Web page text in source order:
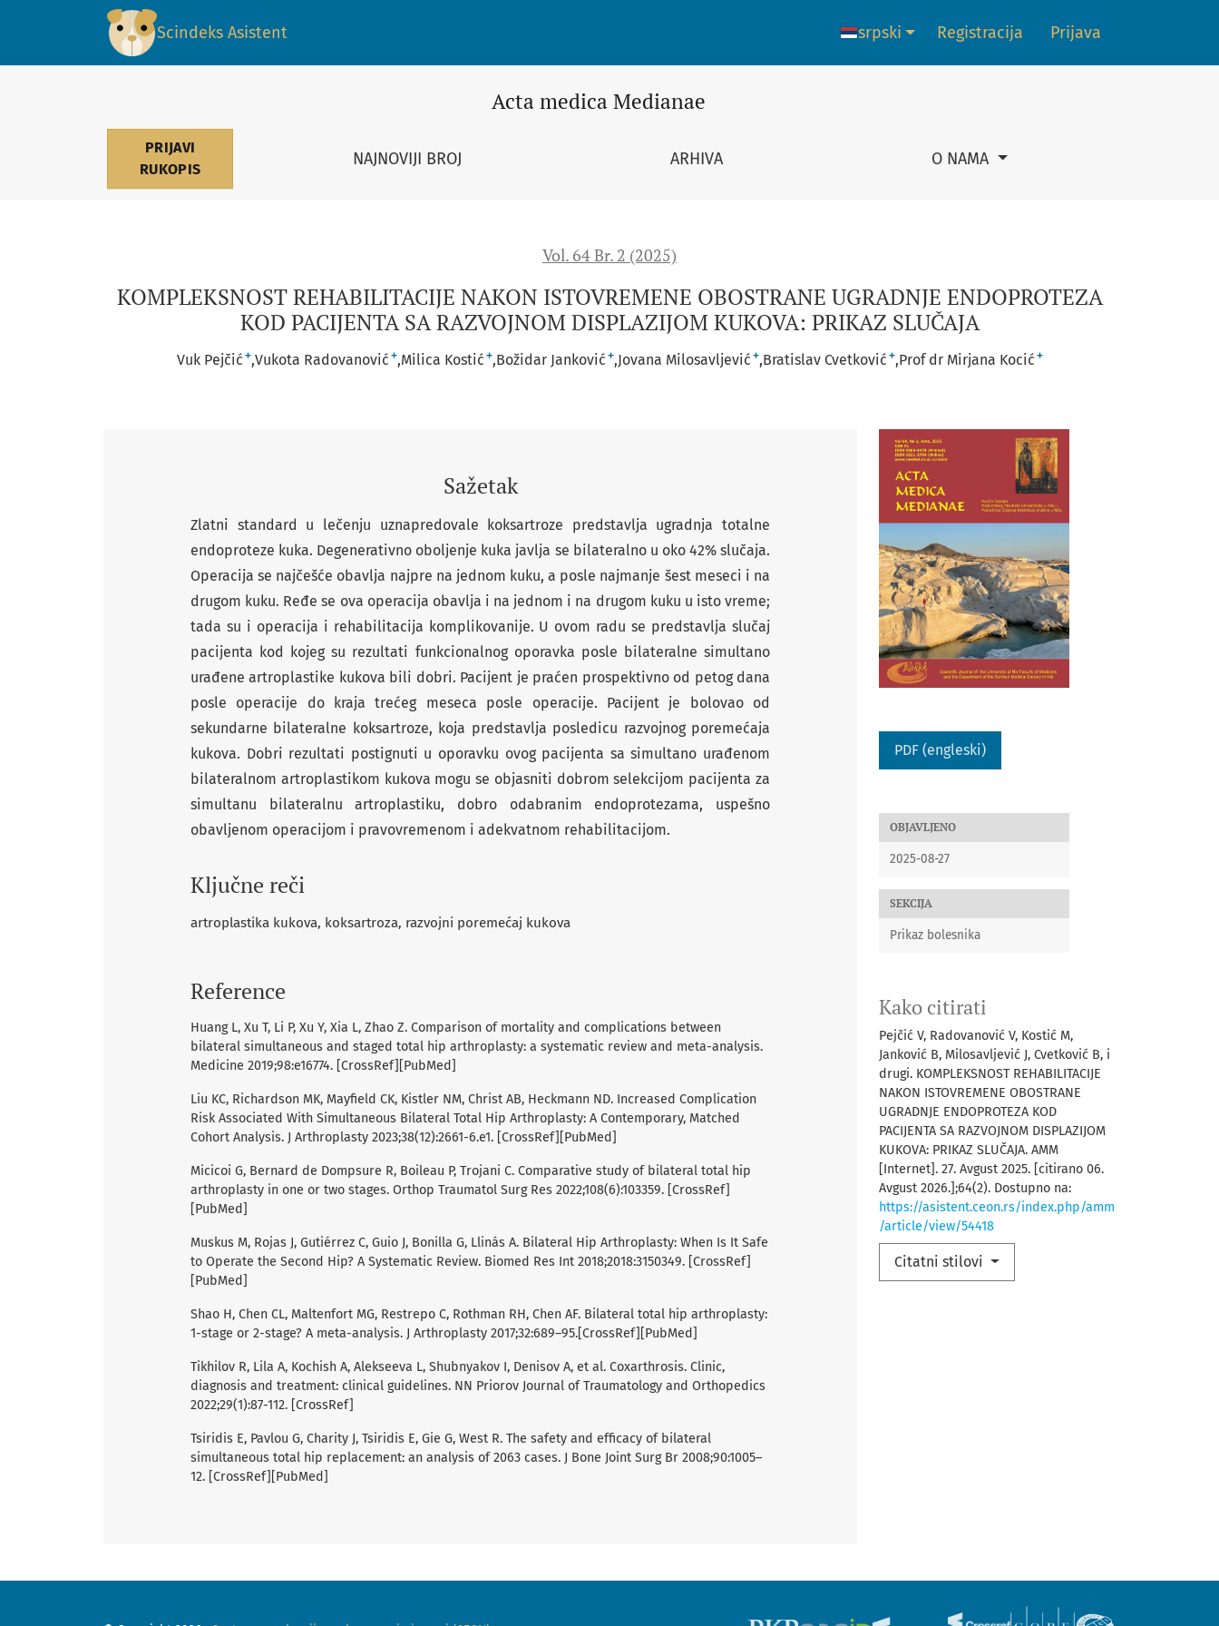
KOMPLEKSNOST REHABILITACIJE NAKON ISTOVREMENE OBOSTRANE UGRADNJE ENDOPROTEZA KOD PACIJENTA SA RAZVOJNOM DISPLAZIJOM KUKOVA: PRIKAZ SLUČAJA
Scindeks Asistent
Acta medica Medianae
PRIJAVI
RUKOPIS
NAJNOVIJI BROJ ARHIVA O NAMA
Promena jezika. Trenutni jezik je:
srpski Registracija Prijava
Vol. 64 Br. 2 (2025)
KOMPLEKSNOST REHABILITACIJE NAKON ISTOVREMENE OBOSTRANE UGRADNJE ENDOPROTEZA
KOD PACIJENTA SA RAZVOJNOM DISPLAZIJOM KUKOVA: PRIKAZ SLUČAJA
Vuk Pejčić + Vukota Radovanović + Milica Kostić + Božidar Janković + Jovana Milosavljević + Bratislav Cvetković + Prof dr Mirjana Kocić +
PDF (engleski)
OBJAVLJENO
2025-08-27
SEKCIJA
Prikaz bolesnika
Kako citirati
Pejčić V, Radovanović V, Kostić M,
Janković B, Milosavljević J, Cvetković B, i
drugi. KOMPLEKSNOST REHABILITACIJE
NAKON ISTOVREMENE OBOSTRANE
UGRADNJE ENDOPROTEZA KOD
PACIJENTA SA RAZVOJNOM DISPLAZIJOM
KUKOVA: PRIKAZ SLUČAJA. АММ
[Internet]. 27. Avgust 2025. [citirano 06.
Avgust 2026.];64(2). Dostupno na:
https://asistent.ceon.rs/index.php/amm
/article/view/54418
Citatni stilovi
Sažetak
Zlatni standard u lečenju uznapredovale koksartroze predstavlja ugradnja totalne
endoproteze kuka. Degenerativno oboljenje kuka javlja se bilateralno u oko 42% slučaja.
Operacija se najčešće obavlja najpre na jednom kuku, a posle najmanje šest meseci i na
drugom kuku. Ređe se ova operacija obavlja i na jednom i na drugom kuku u isto vreme;
tada su i operacija i rehabilitacija komplikovanije. U ovom radu se predstavlja slučaj
pacijenta kod kojeg su rezultati funkcionalnog oporavka posle bilateralne simultano
urađene artroplastike kukova bili dobri. Pacijent je praćen prospektivno od petog dana
posle operacije do kraja trećeg meseca posle operacije. Pacijent je bolovao od
sekundarne bilateralne koksartroze, koja predstavlja posledicu razvojnog poremećaja
kukova. Dobri rezultati postignuti u oporavku ovog pacijenta sa simultano urađenom
bilateralnom artroplastikom kukova mogu se objasniti dobrom selekcijom pacijenta za
simultanu bilateralnu artroplastiku, dobro odabranim endoprotezama, uspešno
obavljenom operacijom i pravovremenom i adekvatnom rehabilitacijom.
Ključne reči
artroplastika kukova, koksartroza, razvojni poremećaj kukova
Reference
Huang L, Xu T, Li P, Xu Y, Xia L, Zhao Z. Comparison of mortality and complications between
bilateral simultaneous and staged total hip arthroplasty: a systematic review and meta-analysis.
Medicine 2019;98:e16774. [CrossRef][PubMed]
Liu KC, Richardson MK, Mayfield CK, Kistler NM, Christ AB, Heckmann ND. Increased Complication
Risk Associated With Simultaneous Bilateral Total Hip Arthroplasty: A Contemporary, Matched
Cohort Analysis. J Arthroplasty 2023;38(12):2661-6.e1. [CrossRef][PubMed]
Micicoi G, Bernard de Dompsure R, Boileau P, Trojani C. Comparative study of bilateral total hip
arthroplasty in one or two stages. Orthop Traumatol Surg Res 2022;108(6):103359. [CrossRef]
[PubMed]
Muskus M, Rojas J, Gutiérrez C, Guio J, Bonilla G, Llinás A. Bilateral Hip Arthroplasty: When Is It Safe
to Operate the Second Hip? A Systematic Review. Biomed Res Int 2018;2018:3150349. [CrossRef]
[PubMed]
Shao H, Chen CL, Maltenfort MG, Restrepo C, Rothman RH, Chen AF. Bilateral total hip arthroplasty:
1-stage or 2-stage? A meta-analysis. J Arthroplasty 2017;32:689–95.[CrossRef][PubMed]
Tikhilov R, Lila A, Kochish A, Alekseeva L, Shubnyakov I, Denisov A, et al. Coxarthrosis. Clinic,
diagnosis and treatment: clinical guidelines. NN Priorov Journal of Traumatology and Orthopedics
2022;29(1):87-112. [CrossRef]
Tsiridis E, Pavlou G, Charity J, Tsiridis E, Gie G, West R. The safety and efficacy of bilateral
simultaneous total hip replacement: an analysis of 2063 cases. J Bone Joint Surg Br 2008;90:1005–
12. [CrossRef][PubMed]